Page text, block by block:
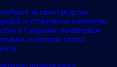
за свои средства
и установили памятную
в Собрание памятников
получило статус
подвергалось